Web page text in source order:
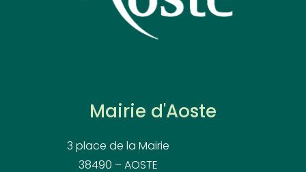
Mairie d'Aoste
3 place de la Mairie
38490 – AOSTE